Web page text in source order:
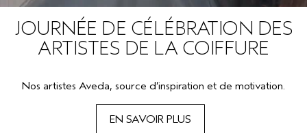
JOURNÉE DE CÉLÉBRATION DES
ARTISTES DE LA COIFFURE
Nos artistes Aveda, source d’inspiration et de motivation.
EN SAVOIR PLUS